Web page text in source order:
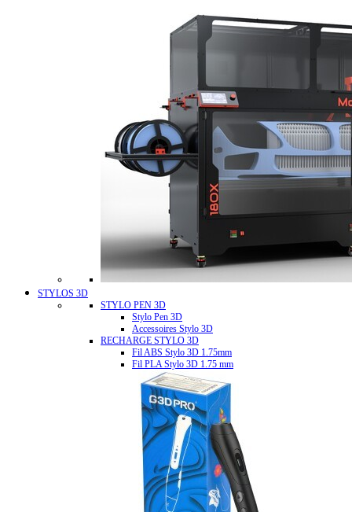
STYLOS 3D
STYLO PEN 3D
Stylo Pen 3D
Accessoires Stylo 3D
RECHARGE STYLO 3D
Fil ABS Stylo 3D 1.75mm
Fil PLA Stylo 3D 1.75 mm